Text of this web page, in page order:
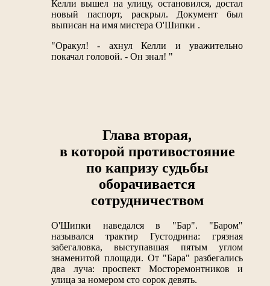
Келли вышел на улицу, остановился, достал
новый паспорт, раскрыл. Документ был
выписан на имя мистера О'Шипки .
"Оракул! - ахнул Келли и уважительно
покачал головой. - Он знал! "
Глава вторая,
в которой противостояние
по капризу судьбы
оборачивается
сотрудничеством
О'Шипки наведался в "Бар". "Баром"
назывался трактир Густодрина: грязная
забегаловка, выступавшая пятым углом
знаменитой площади. От "Бара" разбегались
два луча: проспект Мосторемонтников и
улица за номером сто сорок девять.